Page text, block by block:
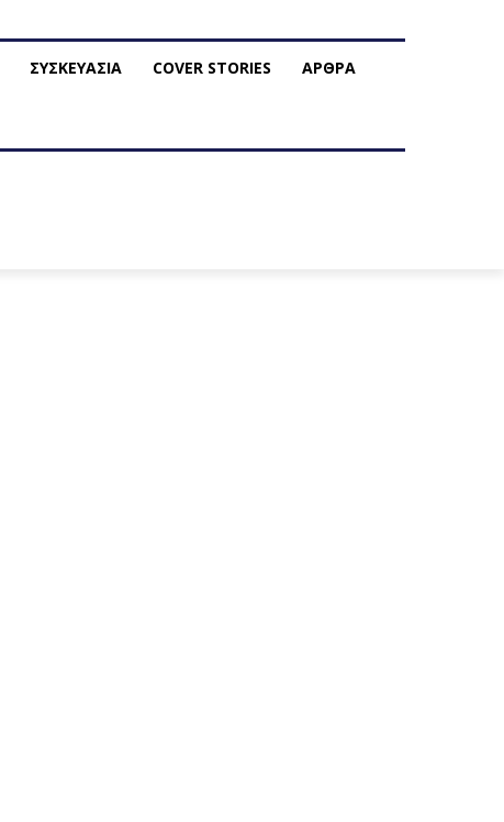
ΣΥΣΚΕΥΑΣΙΑ COVER STORIES ΑΡΘΡΑ